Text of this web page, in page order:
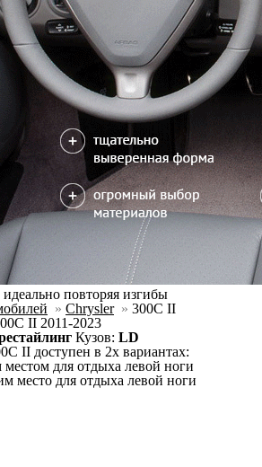
повторяя изгибы
» Chrysler » 300C II
II 2011-2023
Кузов: LD
II доступен в 2х вариантах:
местом для отдыха левой ноги
место для отдыха левой ноги